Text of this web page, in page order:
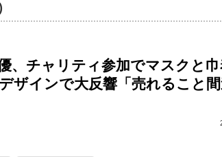
、チャリティ参加でマスクと
ザインで大反響「売れること